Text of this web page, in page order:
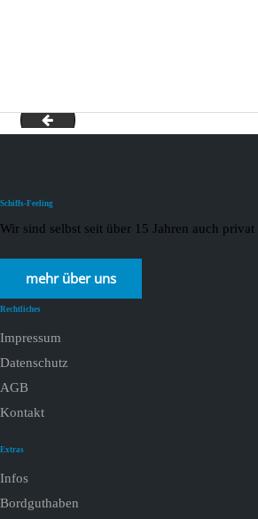
Donau 2021_page-0003
Schiffs-Feeling
Wir sind selbst seit über 15 Jahren auch
mehr über uns
Rechtliches
Impressum
Datenschutz
AGB
Kontakt
Extras
Infos
Bordguthaben